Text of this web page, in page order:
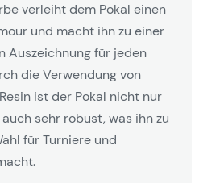
verleiht dem Pokal einen
und macht ihn zu einer
Auszeichnung für jeden
die Verwendung von
ist der Pokal nicht nur
sehr robust, was ihn zu
für Turniere und